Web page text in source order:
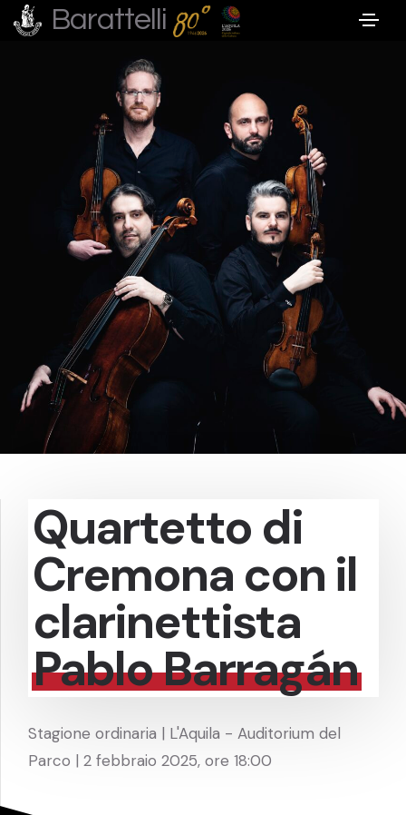
Barattelli
Quartetto di
Cremona con il
clarinettista
Pablo Barragán
Stagione ordinaria | L'Aquila - Auditorium del
Parco | 2 febbraio 2025, ore 18:00